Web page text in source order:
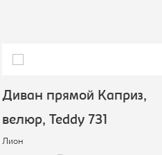
Диван прямой Каприз,
велюр, Teddy 731
Лион